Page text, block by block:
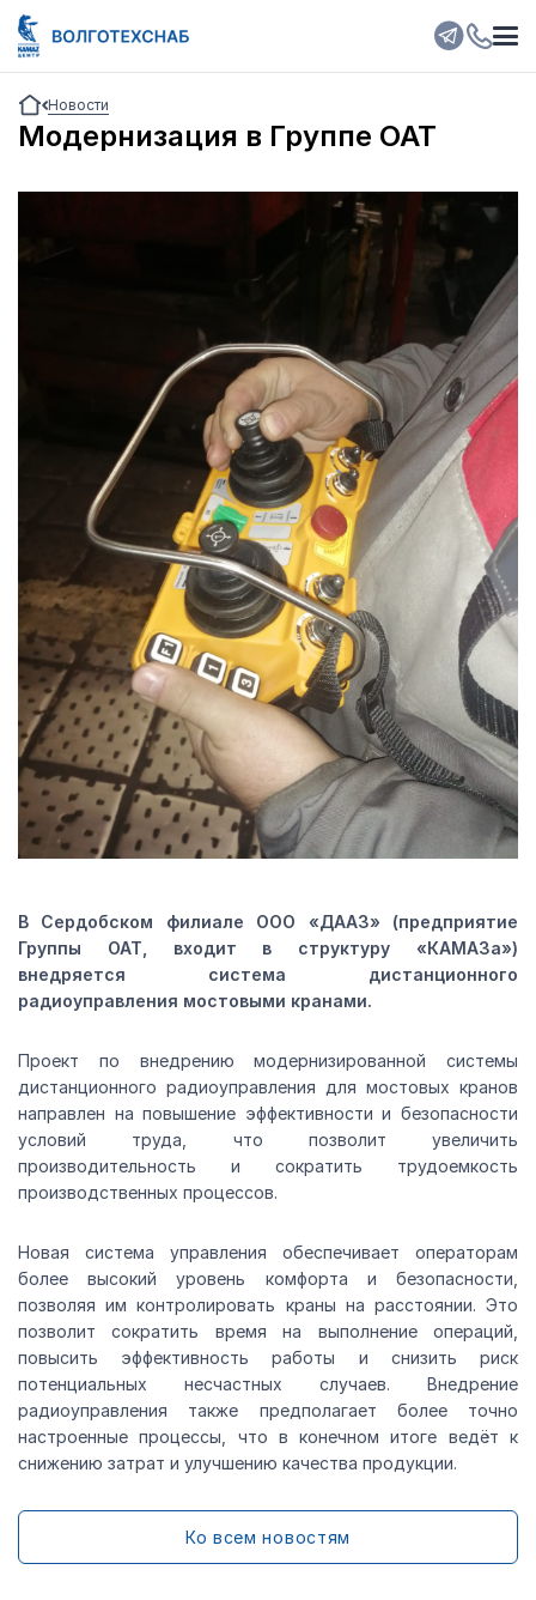
Новости
Модернизация в Группе ОАТ
В Сердобском филиале ООО «ДААЗ» (предприятие
Группы ОАТ, входит в структуру «КАМАЗа»)
внедряется система дистанционного
радиоуправления мостовыми кранами.
Проект по внедрению модернизированной системы
дистанционного радиоуправления для мостовых кранов
направлен на повышение эффективности и безопасности
условий труда, что позволит увеличить
производительность и сократить трудоемкость
производственных процессов.
Новая система управления обеспечивает операторам
более высокий уровень комфорта и безопасности,
позволяя им контролировать краны на расстоянии. Это
позволит сократить время на выполнение операций,
повысить эффективность работы и снизить риск
потенциальных несчастных случаев. Внедрение
радиоуправления также предполагает более точно
настроенные процессы, что в конечном итоге ведёт к
снижению затрат и улучшению качества продукции.
Ко всем новостям